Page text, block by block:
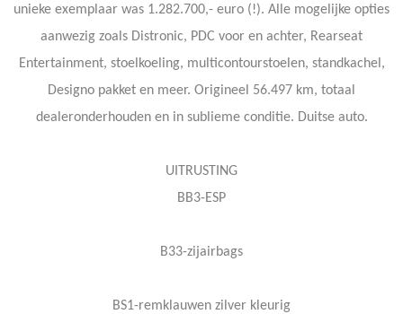
unieke exemplaar was 1.282.700,- euro (!). Alle mogelijke opties
aanwezig zoals Distronic, PDC voor en achter, Rearseat
Entertainment, stoelkoeling, multicontourstoelen, standkachel,
Designo pakket en meer. Origineel 56.497 km, totaal
dealeronderhouden en in sublieme conditie. Duitse auto.
UITRUSTING
BB3-ESP
B33-zijairbags
BS1-remklauwen zilver kleurig